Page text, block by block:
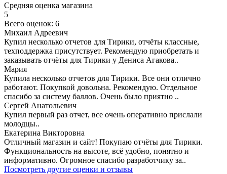
Средняя оценка магазина
5
Всего оценок: 6
Михаил Адреевич
Купил несколько отчетов для Тирики, отчёты классные,
техподдержка присутствует. Рекомендую приобретать и
заказывать отчёты для Тирики у Дениса Агакова..
Мария
Купила несколько отчетов для Тирики. Все они отлично
работают. Покупкой довольна. Рекомендую. Отдельное
спасибо за систему баллов. Очень было приятно ..
Сергей Анатольевич
Купил первый раз отчет, все очень оперативно прислали
молодцы..
Екатерина Викторовна
Отличный магазин и сайт! Покупаю отчёты для Тирики.
Функциональность на высоте, всё удобно, понятно и
информативно. Огромное спасибо разработчику за..
Посмотреть другие оценки и отзывы